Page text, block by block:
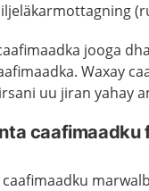
jooga
Waxay
uu jiran yahay
caafimaadku